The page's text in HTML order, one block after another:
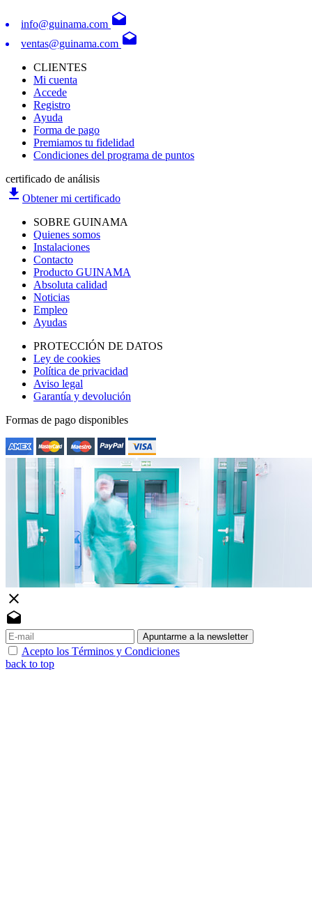
info@guinama.com drafts
ventas@guinama.com drafts
CLIENTES
Mi cuenta
Accede
Registro
Ayuda
Forma de pago
Premiamos tu fidelidad
Condiciones del programa de puntos
certificado de análisis
file_download Obtener mi certificado
SOBRE GUINAMA
Quienes somos
Instalaciones
Contacto
Producto GUINAMA
Absoluta calidad
Noticias
Empleo
Ayudas
PROTECCIÓN DE DATOS
Ley de cookies
Política de privacidad
Aviso legal
Garantía y devolución
Formas de pago disponibles
close
drafts
Apuntarme a la newsletter
Acepto los Términos y Condiciones
back to top